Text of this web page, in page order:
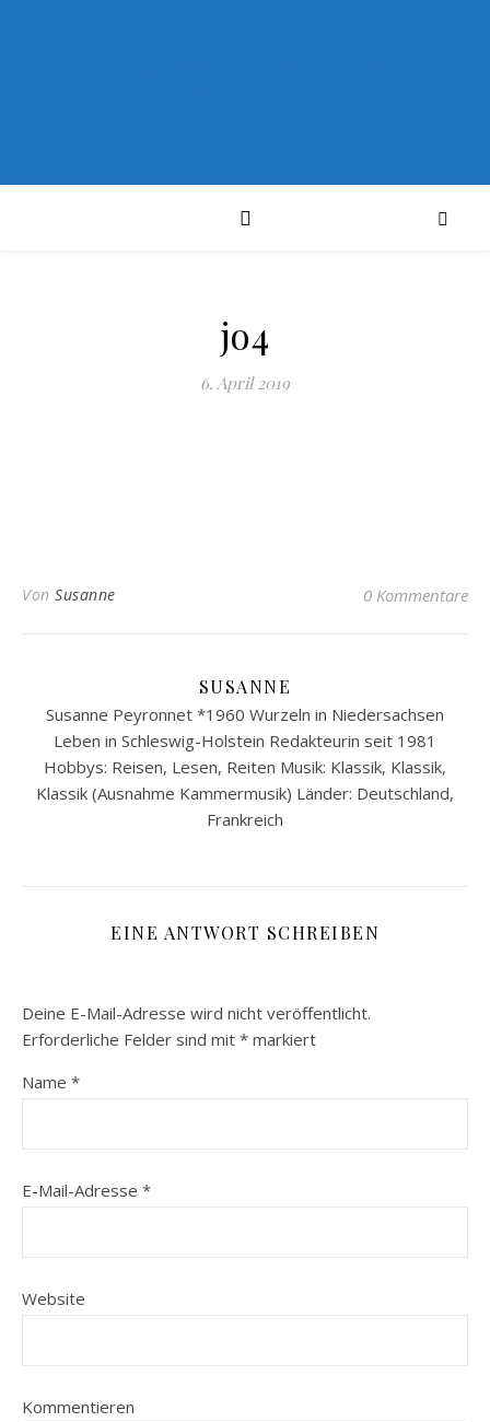
jo4
6. April 2019
Von Susanne 0 Kommentare
SUSANNE
Susanne Peyronnet *1960 Wurzeln in Niedersachsen
Leben in Schleswig-Holstein Redakteurin seit 1981
Hobbys: Reisen, Lesen, Reiten Musik: Klassik, Klassik,
Klassik (Ausnahme Kammermusik) Länder: Deutschland,
Frankreich
EINE ANTWORT SCHREIBEN
Deine E-Mail-Adresse wird nicht veröffentlicht.
Erforderliche Felder sind mit * markiert
Name *
E-Mail-Adresse *
Website
Kommentieren